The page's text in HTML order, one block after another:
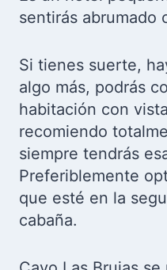
sentirás abrumado
Si tienes suerte,
algo más, podrás
habitación con
recomiendo
siempre tendrás
Preferiblemente
que esté en la
cabaña.